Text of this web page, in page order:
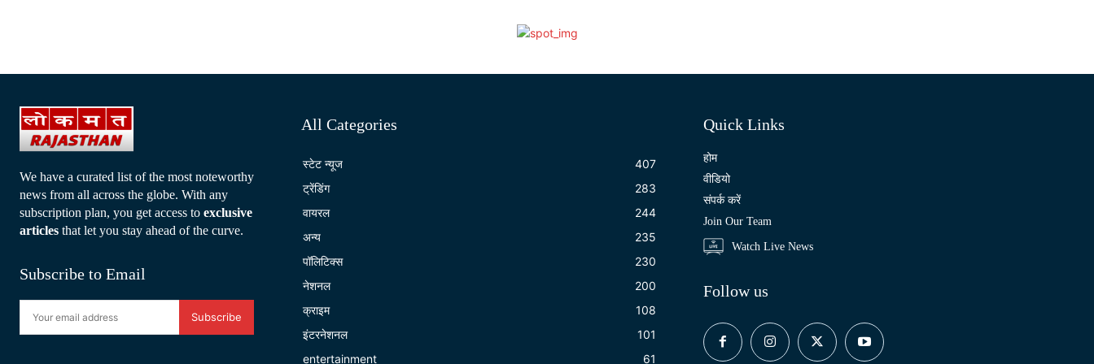
We have a curated list of the most noteworthy
news from all across the globe. With any
subscription plan, you get access to exclusive
articles that let you stay ahead of the curve.
Subscribe to Email
Subscribe
All Categories
स्टेट न्यूज
407
ट्रेंडिंग
283
वायरल
244
अन्य
235
पॉलिटिक्स
230
नेशनल
200
क्राइम
108
इंटरनेशनल
101
entertainment
61
Quick Links
होम
वीडियो
संपर्क करें
Join Our Team
Watch Live News
Follow us